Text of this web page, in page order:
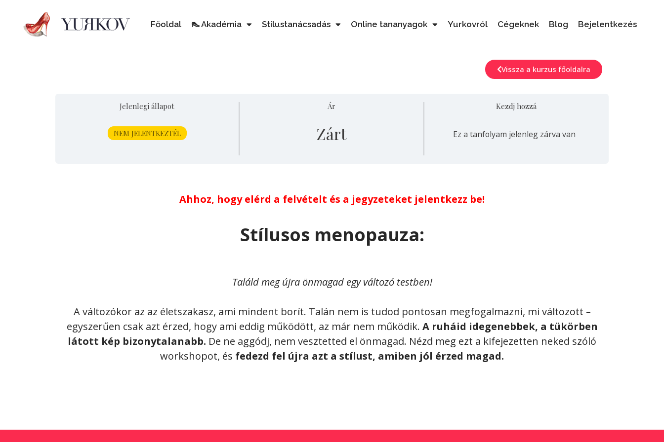
Főoldal 👠 Akadémia Stílustanácsadás Online tananyagok Yurkovról Cégeknek Blog Bejelentkezés
Vissza a kurzus főoldalra
Jelenlegi állapot
NEM JELENTKEZTÉL
Ár
Zárt
Kezdj hozzá
Ez a tanfolyam jelenleg zárva van
Ahhoz, hogy elérd a felvételt és a jegyzeteket jelentkezz be!
Stílusos menopauza:
Találd meg újra önmagad egy változó testben!
A változókor az az életszakasz, ami mindent borít. Talán nem is tudod pontosan megfogalmazni, mi változott –
egyszerűen csak azt érzed, hogy ami eddig működött, az már nem működik. A ruháid idegenebbek, a tükörben
látott kép bizonytalanabb. De ne aggódj, nem vesztetted el önmagad. Nézd meg ezt a kifejezetten neked szóló
workshopot, és fedezd fel újra azt a stílust, amiben jól érzed magad.